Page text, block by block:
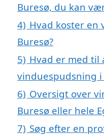
Buresø, du kan
4) Hvad koster en
Buresø?
5) Hvad er med til
vinduespudsning i
6) Oversigt over
Buresø eller hele
7) Søg efter en